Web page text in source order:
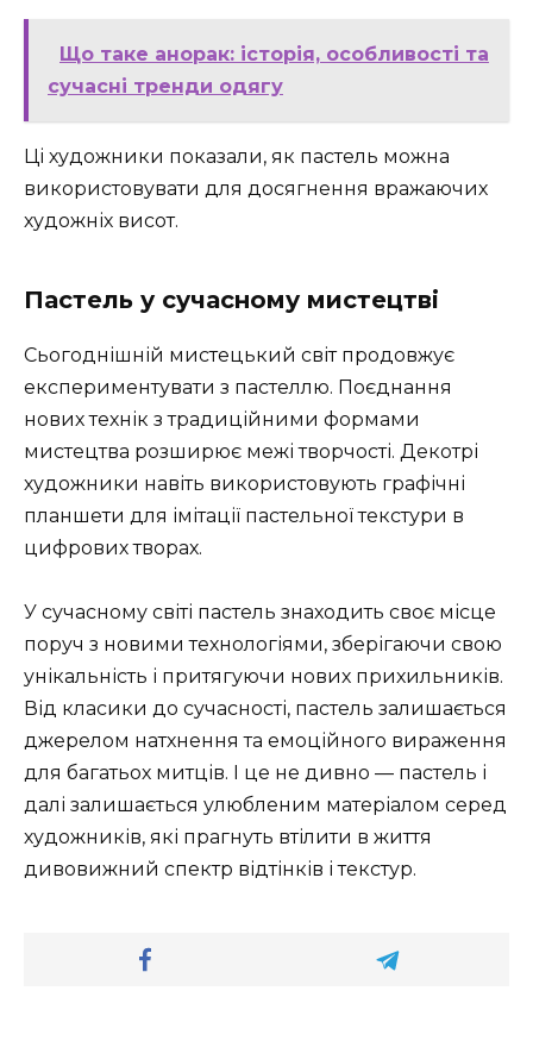
Що таке анорак: історія, особливості та
сучасні тренди одягу
Ці художники показали, як пастель можна
використовувати для досягнення вражаючих
художніх висот.
Пастель у сучасному мистецтві
Сьогоднішній мистецький світ продовжує
експериментувати з пастеллю. Поєднання
нових технік з традиційними формами
мистецтва розширює межі творчості. Декотрі
художники навіть використовують графічні
планшети для імітації пастельної текстури в
цифрових творах.
У сучасному світі пастель знаходить своє місце
поруч з новими технологіями, зберігаючи свою
унікальність і притягуючи нових прихильників.
Від класики до сучасності, пастель залишається
джерелом натхнення та емоційного вираження
для багатьох митців. І це не дивно — пастель і
далі залишається улюбленим матеріалом серед
художників, які прагнуть втілити в життя
дивовижний спектр відтінків і текстур.